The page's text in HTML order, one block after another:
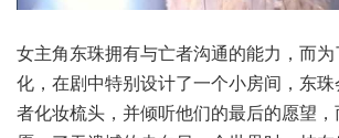
女主角东珠拥有与亡者沟通的能力，而
化，在剧中特别设计了一个小房间，东
者化妆梳头，并倾听他们的最后的愿望